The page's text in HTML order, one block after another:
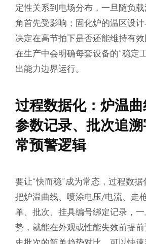
定性关系到电场分布，一旦随负
角首先受影响；固化炉的温区设计
决定在高节拍下是否还能维持有
在生产中会明确每套设备的“稳定
出能力边界运行。
过程数据化：炉温
参数记录、批次追
常预警逻辑
要让“快而稳”成为常态，过程数
把炉温曲线、喷涂电压/电流、走
单、批次、挂具编号绑定记录，
势，就能在外观或性能失效前提
史批次的简单趋势对比，可以快